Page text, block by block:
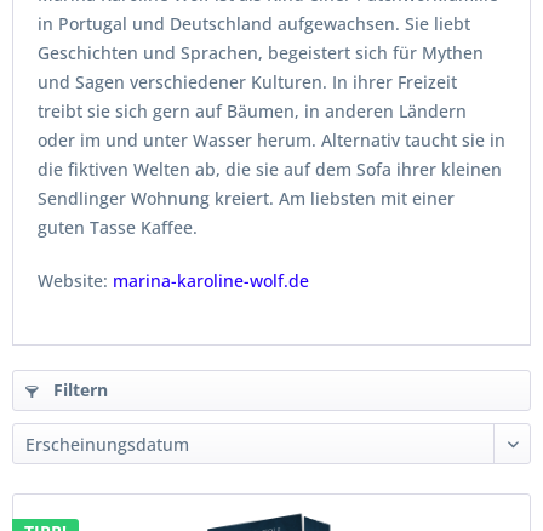
in Portugal und Deutschland aufgewachsen. Sie liebt
Geschichten und Sprachen, begeistert sich für Mythen
und Sagen verschiedener Kulturen. In ihrer Freizeit
treibt sie sich gern auf Bäumen, in anderen Ländern
oder im und unter Wasser herum. Alternativ taucht sie in
die fiktiven Welten ab, die sie auf dem Sofa ihrer kleinen
Sendlinger Wohnung kreiert. Am liebsten mit einer
guten Tasse Kaffee.
Website: marina-karoline-wolf.de
Filtern